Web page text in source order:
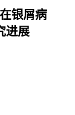
在银屑病
进展